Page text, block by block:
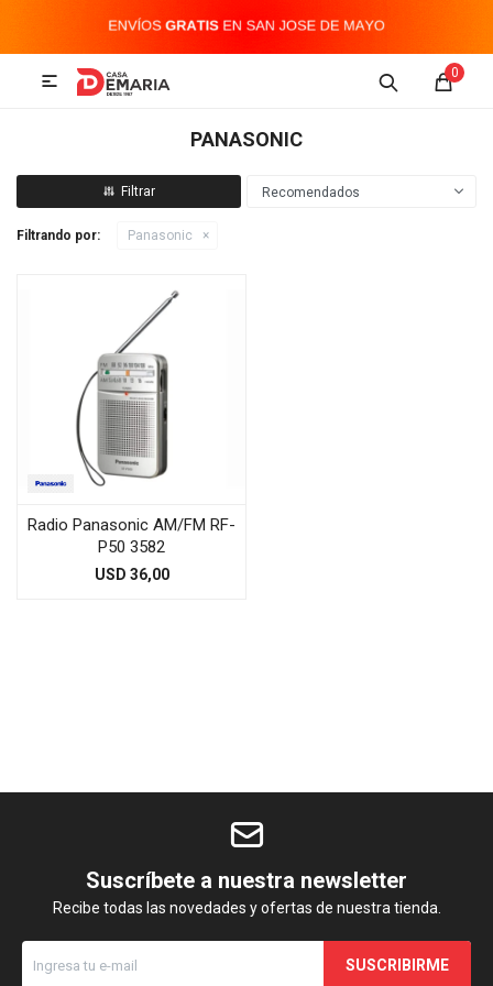
0

PANASONIC
Recomendados
Filtrando por: Panasonic
Radio Panasonic AM/FM RF-
P50 3582
USD 36,00
Suscríbete a nuestra newsletter
Recibe todas las novedades y ofertas de nuestra tienda.
SUSCRIBIRME
MI CUENTA
Imagen y Sonido Hogar
Televisores y accesorios
Accesorios